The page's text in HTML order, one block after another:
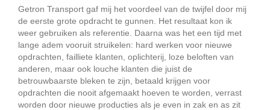
Getron Transport gaf mij het voordeel van de twijfel door mij
de eerste grote opdracht te gunnen. Het resultaat kon ik
weer gebruiken als referentie. Daarna was het een tijd met
lange adem vooruit struikelen: hard werken voor nieuwe
opdrachten, failliete klanten, oplichterij, loze beloften van
anderen, maar ook louche klanten die juist de
betrouwbaarste bleken te zijn, betaald krijgen voor
opdrachten die nooit afgemaakt hoeven te worden, verrast
worden door nieuwe producties als je even in zak en as zit